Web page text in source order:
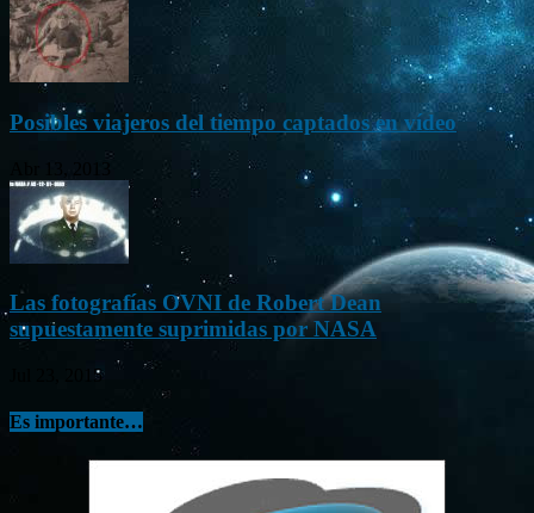
Posibles viajeros del tiempo captados en vídeo
Las fotografías OVNI de Robert Dean
supuestamente suprimidas por NASA
Jul 23, 2015
Es importante…